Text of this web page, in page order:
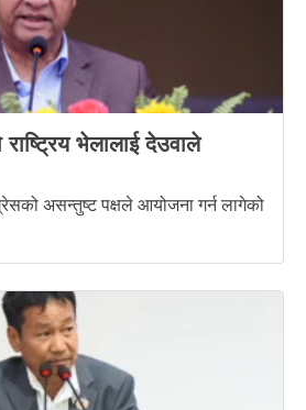
भेलालाई देउवाले
असन्तुष्ट पक्षले आयोजना गर्न लागेको